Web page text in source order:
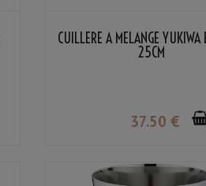
CUILLÈRE À MÉLANGE
25CM
37.50 €